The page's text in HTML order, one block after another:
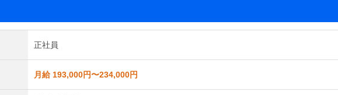
正社員
月給 193,000円〜234,000円